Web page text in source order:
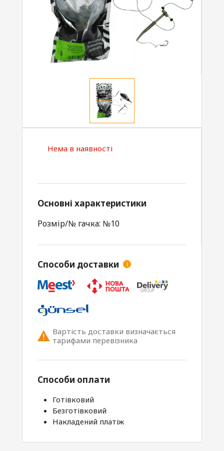
Нема в наявності
Основні характеристики
Розмір/№ гачка: №10
Способи доставки i
Вартість доставки визначається
тарифами перевізника
Способи оплати
Готівковий
Безготівковий
Накладений платіж